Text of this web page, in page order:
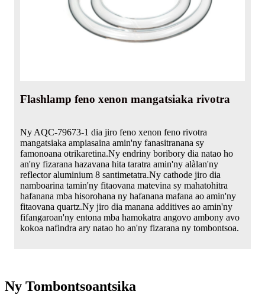
Flashlamp feno xenon mangatsiaka rivotra
Ny AQC-79673-1 dia jiro feno xenon feno rivotra
mangatsiaka ampiasaina amin'ny fanasitranana sy
famonoana otrikaretina.Ny endriny boribory dia natao ho
an'ny fizarana hazavana hita taratra amin'ny alàlan'ny
reflector aluminium 8 santimetatra.Ny cathode jiro dia
namboarina tamin'ny fitaovana matevina sy mahatohitra
hafanana mba hisorohana ny hafanana mafana ao amin'ny
fitaovana quartz.Ny jiro dia manana additives ao amin'ny
fifangaroan'ny entona mba hamokatra angovo ambony avo
kokoa nafindra ary natao ho an'ny fizarana ny tombontsoa.
Ny Tombontsoantsika